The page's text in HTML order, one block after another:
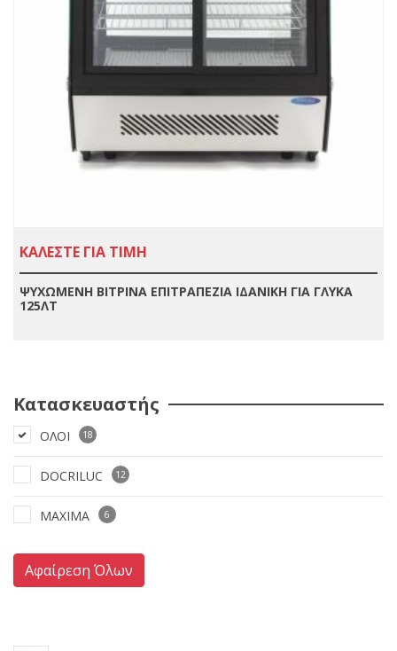
Κατασκευαστής
ΟΛΟΙ 18
DOCRILUC 12
MAXIMA 6
Αφαίρεση Όλων
ΚΑΛΕΣΤΕ ΓΙΑ ΤΙΜΗ
ΨΥΧΩΜΕΝΗ ΒΙΤΡΙΝΑ ΕΠΙΤΡΑΠΕΖΙΑ ΙΔΑΝΙΚΗ ΓΙΑ ΓΛΥΚΑ
125ΛΤ